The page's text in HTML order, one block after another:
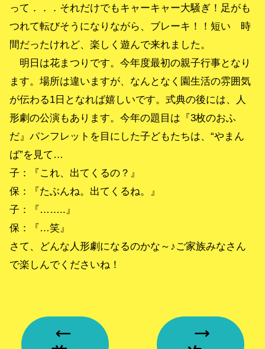
って．．．それだけでもキャーキャー大騒ぎ！足がも
つれて転びそうになりながら、ブレーキ！！短い 時
間だったけれど、楽しく遊んで来れました。
明日は花まつりです。今年度最初の親子行事となり
ます。場所は違いますが、なんとなく園生活の雰囲気
が伝わる1日となれば嬉しいです。式典の後には、人
形劇の公演もあります。今年の題目は『3枚のおふ
だ』パンフレットを目にした子どもたちは、“やまん
ば”を見て…
子：『これ、出てくるの？』
保：『たぶんね。出てくるね。』
子：『……..』
保：『…笑』
さて、どんな人形劇になるのかな～♪ご家族みなさん
で楽しんでくださいね！